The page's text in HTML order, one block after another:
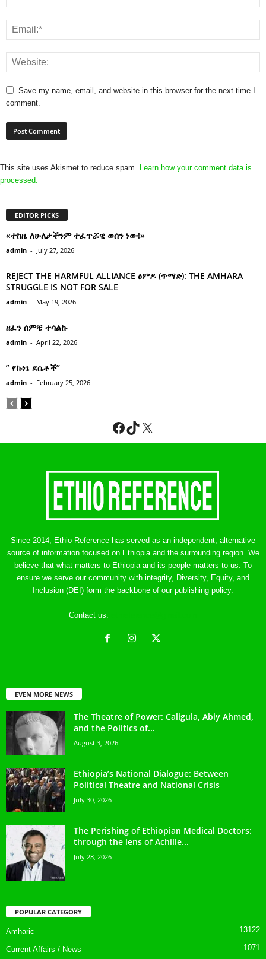
Save my name, email, and website in this browser for the next time I
comment.
This site uses Akismet to reduce spam.
Learn how your comment data is
processed.
EDITOR PICKS
«ተከዜ ለሁለታችንም ተፈጥሯዊ ወሰን ነው!»
admin - July 27, 2026
REJECT THE HARMFUL ALLIANCE ፅምዶ (ጥማድ): THE AMHARA
STRUGGLE IS NOT FOR SALE
admin - May 19, 2026
ዘፈን ሰምቼ ተሳልኩ
admin - April 22, 2026
” የኩነኔ ደሴቶች’’
admin - February 25, 2026
Facebook
TikTok
X
Since 2014, Ethio-Reference has served as an independent, alternative
source of information focused on Ethiopia and the surrounding region. We
believe that what matters to Ethiopia and its people matters to us. To
ensure we serve our community with integrity, Diversity, Equity, and
Inclusion (DEI) form the backbone of our publishing policy.
Contact us:
EVEN MORE NEWS
The Theatre of Power: Caligula, Abiy Ahmed,
and the Politics of...
August 3, 2026
Ethiopia’s National Dialogue: Between
Political Theatre and National Crisis
July 30, 2026
The Perishing of Ethiopian Medical Doctors:
through the lens of Achille...
July 28, 2026
POPULAR CATEGORY
Amharic 13122
Current Affairs / News 1071